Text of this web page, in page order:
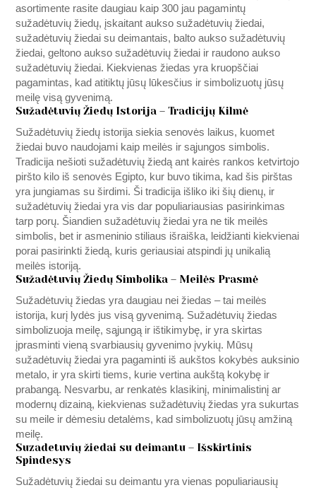
asortimente rasite daugiau kaip 300 jau pagamintų
sužadėtuvių žiedų, įskaitant aukso sužadėtuvių žiedai,
sužadėtuvių žiedai su deimantais, balto aukso sužadėtuvių
žiedai, geltono aukso sužadėtuvių žiedai ir raudono aukso
sužadėtuvių žiedai. Kiekvienas žiedas yra kruopščiai
pagamintas, kad atitiktų jūsų lūkesčius ir simbolizuotų jūsų
meilę visą gyvenimą.
Sužadėtuvių Žiedų Istorija – Tradicijų Kilmė
Sužadėtuvių žiedų istorija siekia senovės laikus, kuomet
žiedai buvo naudojami kaip meilės ir sąjungos simbolis.
Tradicija nešioti sužadėtuvių žiedą ant kairės rankos ketvirtojo
piršto kilo iš senovės Egipto, kur buvo tikima, kad šis pirštas
yra jungiamas su širdimi. Ši tradicija išliko iki šių dienų, ir
sužadėtuvių žiedai yra vis dar populiariausias pasirinkimas
tarp porų. Šiandien sužadėtuvių žiedai yra ne tik meilės
simbolis, bet ir asmeninio stiliaus išraiška, leidžianti kiekvienai
porai pasirinkti žiedą, kuris geriausiai atspindi jų unikalią
meilės istoriją.
Sužadėtuvių Žiedų Simbolika – Meilės Prasmė
Sužadėtuvių žiedas yra daugiau nei žiedas – tai meilės
istorija, kurį lydės jus visą gyvenimą. Sužadėtuvių žiedas
simbolizuoja meilę, sąjungą ir ištikimybę, ir yra skirtas
įprasminti vieną svarbiausių gyvenimo įvykių. Mūsų
sužadėtuvių žiedai yra pagaminti iš aukštos kokybės auksinio
metalo, ir yra skirti tiems, kurie vertina aukštą kokybę ir
prabangą. Nesvarbu, ar renkatės klasikinį, minimalistinį ar
modernų dizainą, kiekvienas sužadėtuvių žiedas yra sukurtas
su meile ir dėmesiu detalėms, kad simbolizuotų jūsų amžiną
meilę.
Suzadetuvių žiedai su deimantu – Išskirtinis
Spindesys
Sužadėtuvių žiedai su deimantu yra vienas populiariausių